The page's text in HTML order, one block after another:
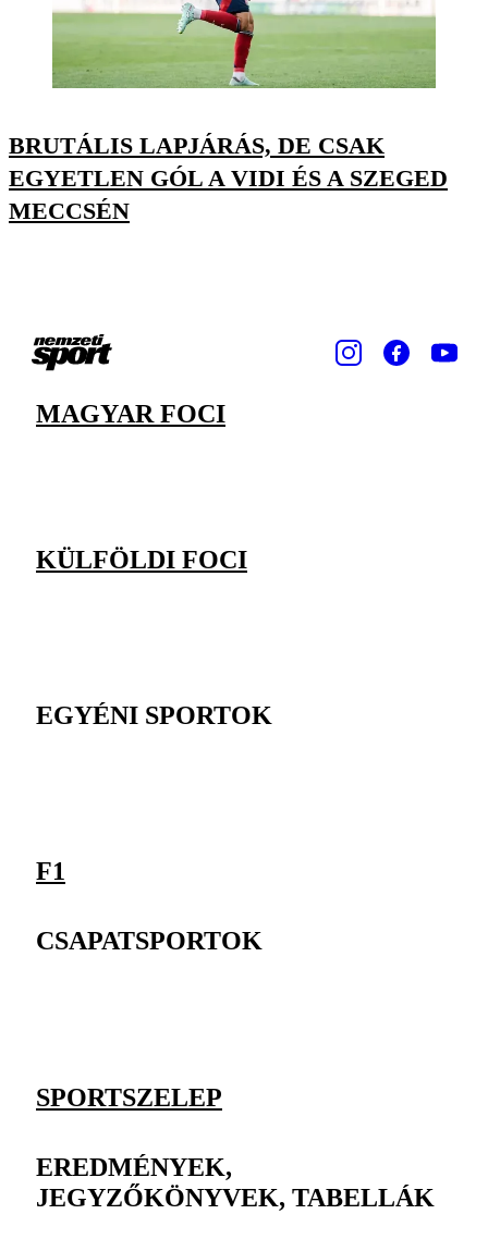
BRUTÁLIS LAPJÁRÁS, DE CSAK
EGYETLEN GÓL A VIDI ÉS A SZEGED
MECCSÉN
MAGYAR FOCI
KÜLFÖLDI FOCI
EGYÉNI SPORTOK
F1
CSAPATSPORTOK
SPORTSZELEP
EREDMÉNYEK,
JEGYZŐKÖNYVEK, TABELLÁK